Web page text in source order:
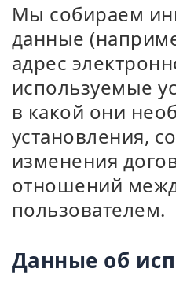
Мы собираем
данные
адрес
используемые
в какой они
установления,
изменения
отношений
пользователем.
Данные об